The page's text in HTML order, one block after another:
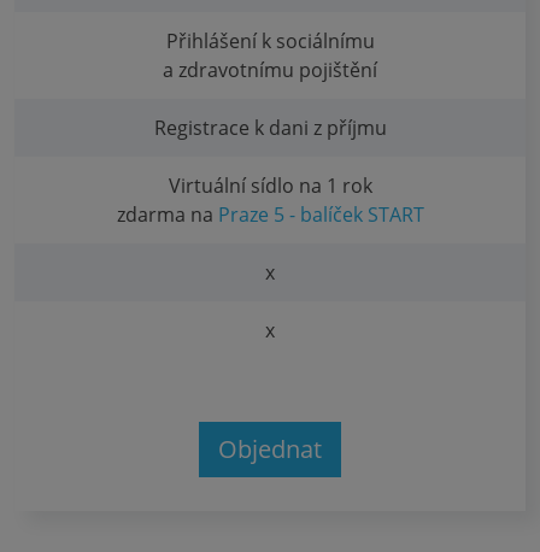
Přihlášení k sociálnímu
a zdravotnímu pojištění
Registrace k dani z příjmu
Virtuální sídlo na 1 rok
zdarma na Praze 5 - balíček START
x
x
Objednat